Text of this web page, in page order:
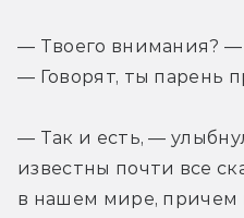
— Твоего внимания?
— Говорят, ты парень
— Так и есть, —
известны почти все
в нашем мире, причем